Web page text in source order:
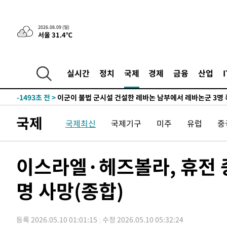
2026.08.09 (일)
서울 31.4℃
실시간 정치 국제 경제 금융 산업
-25586초 전 >'2경기 연속 침묵' 손흥민, 톨루카전 68분만 뛰고 슈팅 0
-24338초 전 >이강인, 오늘 서울서 AT마드리드 입단식…'전례 없는 특
-10691초 전 >
콜롬비아 신임 우파 대통령 취임 하루만에 차량폭탄 폭발
-4285초 전 >
-1493초 전 > 이군이 불법 군시설 건설한 레바논 남부에서 레바논군 3명
55분 전 >
美 국방부, 켄달 전 공군장관 보안허가 취소…“에어포스원 기
55분 전 >‘축구의 신’ 아르헨티나 축구 선수 메시의 부친 지병 별세
-31042초 전 >[속보]장은수, KLPGA 제주삼다수 역전 우승…데뷔 10
정상
-26407초 전 >"얼마나 더웠으면"…안동 물길공원서 헤엄친 구렁이 '
-26334초 전 >손흥민, 68분 뛰고 2경기 침묵…LAFC, 톨루카에 1-0 승
-24358초 전 >이강인, 오늘 서울서 AT마드리드 입단식…'전례 없는 특
국제 국제최신 국제기구 미주 유럽
이스라엘·헤즈볼라, 휴
명 사망(종합)
등록 2026.05.10 01:01:15 수정 2026.05.10 05:32:24